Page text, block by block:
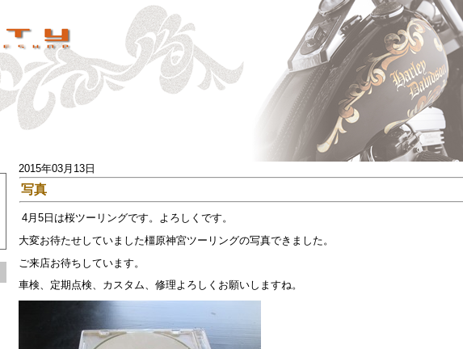
2015年03月13日
写真
4月5日は桜ツーリングです。よろしくです。
大変お待たせしていました橿原神宮ツーリングの写真できました。
ご来店お待ちしています。
車検、定期点検、カスタム、修理よろしくお願いしますね。